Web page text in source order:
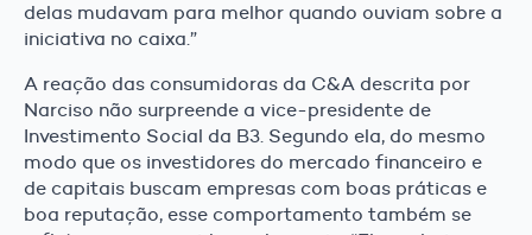
delas mudavam para melhor quando ouviam sobre a
iniciativa no caixa.”
A reação das consumidoras da C&A descrita por
Narciso não surpreende a vice-presidente de
Investimento Social da B3. Segundo ela, do mesmo
modo que os investidores do mercado financeiro e
de capitais buscam empresas com boas práticas e
boa reputação, esse comportamento também se